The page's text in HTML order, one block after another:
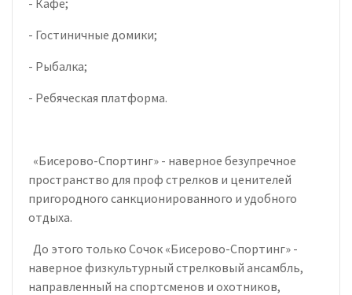
- Гостиничные домики;
- Рыбалка;
- Ребяческая платформа.
«Бисерово-Спортинг» - наверное безупречное
пространство для проф стрелков и ценителей
пригородного санкционированного и удобного
отдыха.
До этого только Сочок «Бисерово-Спортинг» -
наверное физкультурный стрелковый ансамбль,
направленный на спортсменов и охотников,